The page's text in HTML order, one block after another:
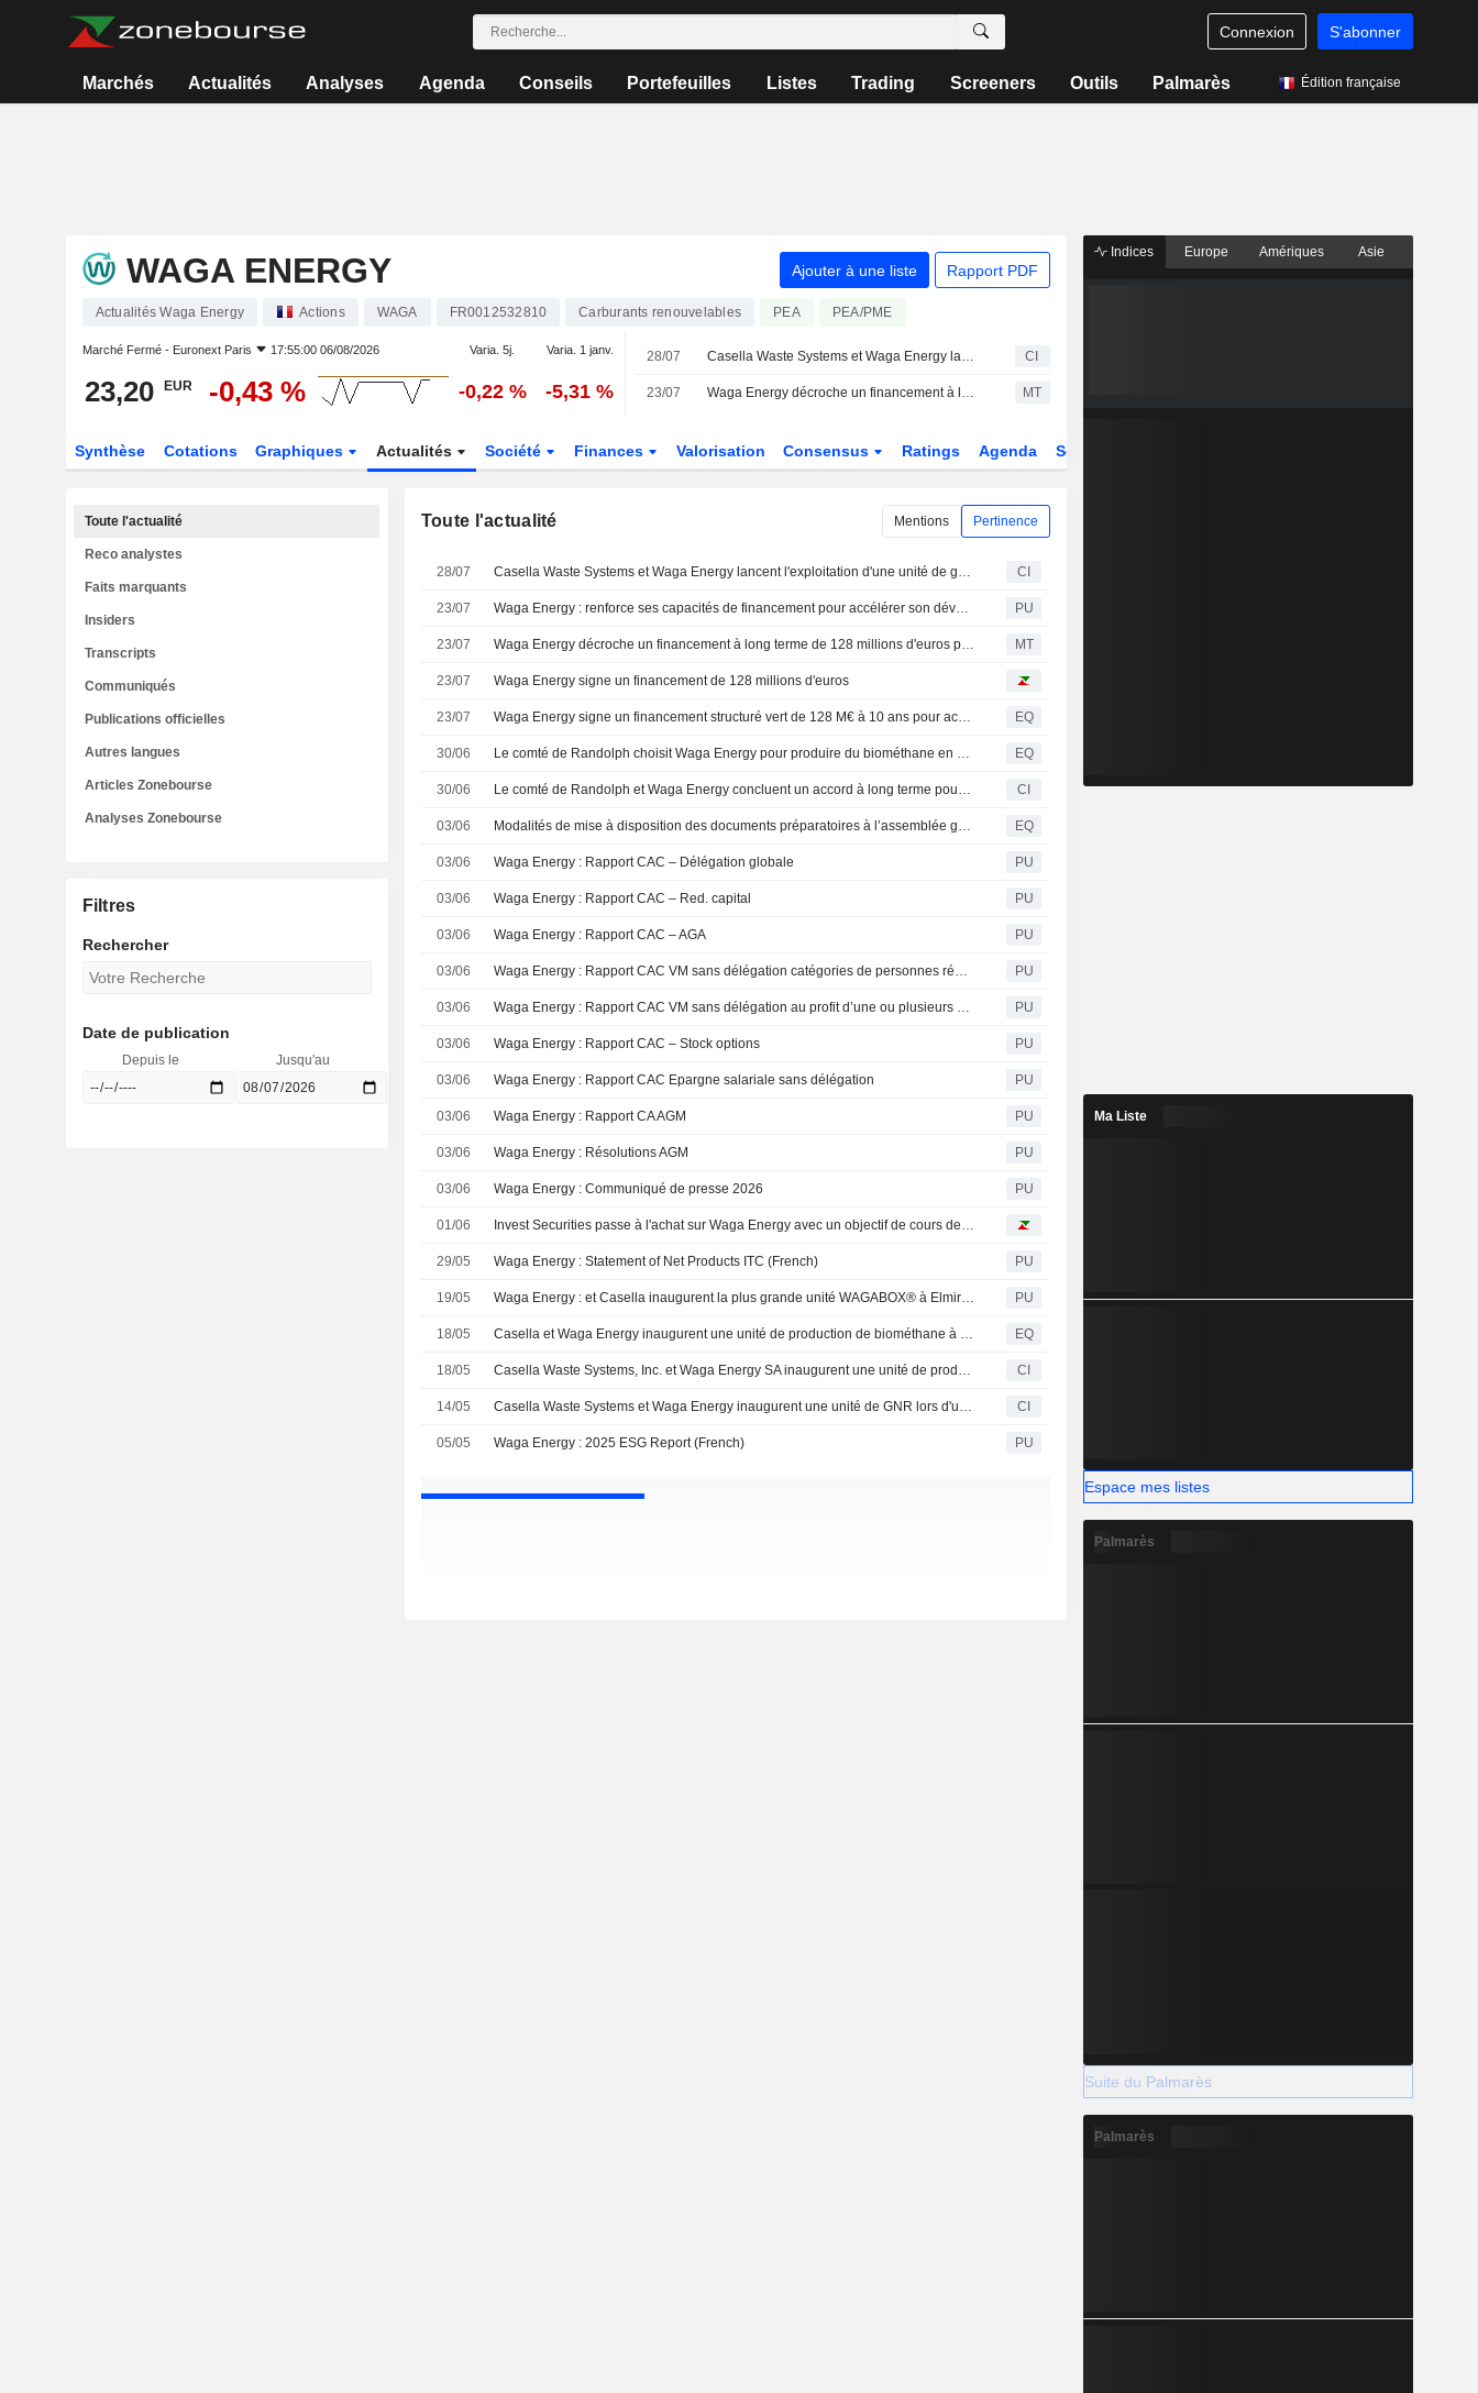
Connexion S'abonner
Marchés Actualités Analyses Agenda Conseils Portefeuilles Listes Trading Screeners Outils Palmarès Édition française
WAGA ENERGY Ajouter à une liste Rapport PDF
Actualités Waga Energy Actions WAGA FR0012532810 Carburants renouvelables PEA PEA/PME
Marché Fermé - Euronext Paris 17:55:00 06/08/2026 Varia. 5j. Varia. 1 janv.
23,20 EUR -0,43 % -0,22 % -5,31 %
28/07 Casella Waste Systems et Waga Energy lancent l'exploitation d'une unité de gaz naturel renouvelable à la décharge de Hyland CI
23/07 Waga Energy décroche un financement à long terme de 128 millions d'euros pour accélérer son déploiement en Europe MT
Synthèse Cotations Graphiques Actualités Société Finances Valorisation Consensus Ratings Agenda Secteur
Toute l'actualité Mentions Pertinence
28/07 Casella Waste Systems et Waga Energy lancent l'exploitation d'une unité de gaz naturel renouvelable à la décharge de Hyland CI
23/07 Waga Energy : renforce ses capacités de financement pour accélérer son développement en Europe PU
23/07 Waga Energy décroche un financement à long terme de 128 millions d'euros pour accélérer son déploiement en Europe MT
23/07 Waga Energy signe un financement de 128 millions d'euros
23/07 Waga Energy signe un financement structuré vert de 128 M€ à 10 ans pour accélérer son déploiement en Europe EQ
30/06 Le comté de Randolph choisit Waga Energy pour produire du biométhane en Caroline du Nord EQ
30/06 Le comté de Randolph et Waga Energy concluent un accord à long terme pour la production de gaz naturel renouvelable à la décharge de Great Oak CI
03/06 Modalités de mise à disposition des documents préparatoires à l’assemblée générale mixte du 24 juin 2026 EQ
03/06 Waga Energy : Rapport CAC – Délégation globale PU
03/06 Waga Energy : Rapport CAC – Red. capital PU
03/06 Waga Energy : Rapport CAC – AGA PU
03/06 Waga Energy : Rapport CAC VM sans délégation catégories de personnes répondant à des caracter PU
03/06 Waga Energy : Rapport CAC VM sans délégation au profit d’une ou plusieurs personnes nommement PU
03/06 Waga Energy : Rapport CAC – Stock options PU
03/06 Waga Energy : Rapport CAC Epargne salariale sans délégation PU
03/06 Waga Energy : Rapport CA AGM PU
03/06 Waga Energy : Résolutions AGM PU
03/06 Waga Energy : Communiqué de presse 2026 PU
01/06 Invest Securities passe à l'achat sur Waga Energy avec un objectif de cours de 28 E
29/05 Waga Energy : Statement of Net Products ITC (French) PU
19/05 Waga Energy : et Casella inaugurent la plus grande unité WAGABOX® à Elmira (États-Unis) PU
18/05 Casella et Waga Energy inaugurent une unité de production de biométhane à Elmira (NY) EQ
18/05 Casella Waste Systems, Inc. et Waga Energy SA inaugurent une unité de production de GNR sur le site d'enfouissement du comté de Chemung à Elmira, New York CI
14/05 Casella Waste Systems et Waga Energy inaugurent une unité de GNR lors d'une cérémonie officielle CI
05/05 Waga Energy : 2025 ESG Report (French) PU
Toute l'actualité
Reco analystes
Faits marquants
Insiders
Transcripts
Communiqués
Publications officielles
Autres langues
Articles Zonebourse
Analyses Zonebourse
Filtres
Rechercher
Date de publication
Depuis le Jusqu'au
Indices Europe Amériques Asie
Ma Liste
Espace mes listes
Palmarès
Suite du Palmarès
Palmarès